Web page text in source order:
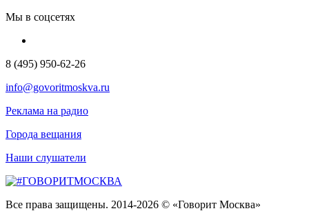
Мы в соцсетях
8 (495) 950-62-26
info@govoritmoskva.ru
Реклама на радио
Города вещания
Наши слушатели
Все права защищены. 2014-2026 © «Говорит Москва»